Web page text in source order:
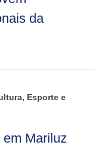
da
Esporte e
Mariluz